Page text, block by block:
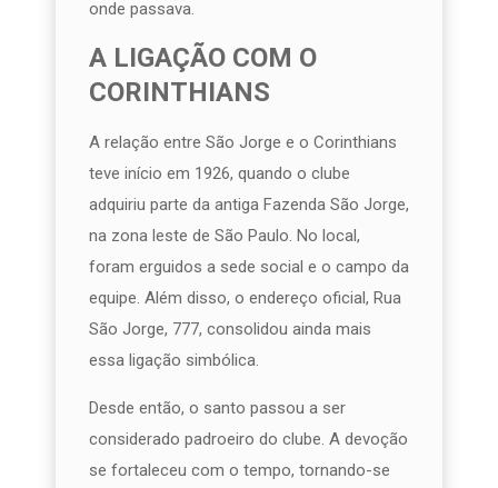
onde passava.
A LIGAÇÃO COM O
CORINTHIANS
A relação entre São Jorge e o Corinthians
teve início em 1926, quando o clube
adquiriu parte da antiga Fazenda São Jorge,
na zona leste de São Paulo. No local,
foram erguidos a sede social e o campo da
equipe. Além disso, o endereço oficial, Rua
São Jorge, 777, consolidou ainda mais
essa ligação simbólica.
Desde então, o santo passou a ser
considerado padroeiro do clube. A devoção
se fortaleceu com o tempo, tornando-se